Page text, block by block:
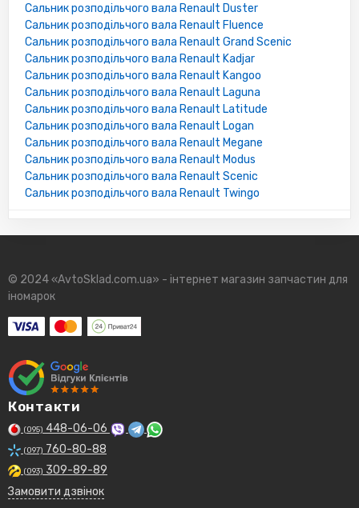
Сальник розподільчого вала Renault Duster
Сальник розподільчого вала Renault Fluence
Сальник розподільчого вала Renault Grand Scenic
Сальник розподільчого вала Renault Kadjar
Сальник розподільчого вала Renault Kangoo
Сальник розподільчого вала Renault Laguna
Сальник розподільчого вала Renault Latitude
Сальник розподільчого вала Renault Logan
Сальник розподільчого вала Renault Megane
Сальник розподільчого вала Renault Modus
Сальник розподільчого вала Renault Scenic
Сальник розподільчого вала Renault Twingo
© 2024 «AvtoSklad.com.ua» - інтернет магазин запчастин для
іномарок
Контакти
(095) 448-06-06
(097) 760-80-88
(093) 309-89-89
Замовити дзвінок